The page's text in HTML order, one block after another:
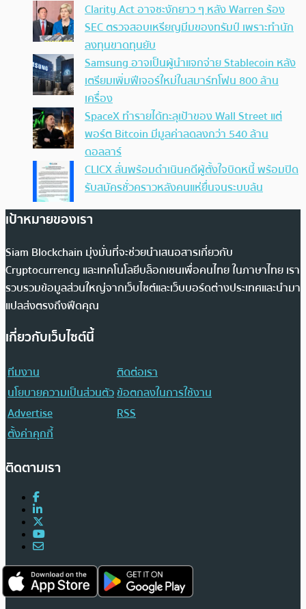
Clarity Act อาจชะงักยาว ๆ หลัง Warren ร้อง
SEC ตรวจสอบเหรียญมีมของทรัมป์ เพราะทำนัก
ลงทุนขาดทุนยับ
Samsung อาจเป็นผู้นำแจกจ่าย Stablecoin หลัง
เตรียมเพิ่มฟีเจอร์ใหม่ในสมาร์ทโฟน 800 ล้าน
เครื่อง
SpaceX ทำรายได้ทะลุเป้าของ Wall Street แต่
พอร์ต Bitcoin มีมูลค่าลดลงกว่า 540 ล้าน
ดอลลาร์
CLICX ลั่นพร้อมดำเนินคดีผู้ตั้งใจบิดหนี้ พร้อมปิด
รับสมัครชั่วคราวหลังคนแห่ยื่นจนระบบล้น
เป้าหมายของเรา
Siam Blockchain มุ่งมั่นที่จะช่วยนำเสนอสารเกี่ยวกับ
Cryptocurrency และเทคโนโลยีบล็อกเชนเพื่อคนไทย ในภาษาไทย เรา
รวบรวมข้อมูลส่วนใหญ่จากเว็บไซต์และเว็บบอร์ดต่างประเทศและนำมา
แปลส่งตรงถึงฟีดคุณ
เกี่ยวกับเว็บไซต์นี้
ทีมงาน
ติดต่อเรา
นโยบายความเป็นส่วนตัวข้อตกลงในการใช้งาน
Advertise
RSS
ตั้งค่าคุกกี้
ติดตามเรา